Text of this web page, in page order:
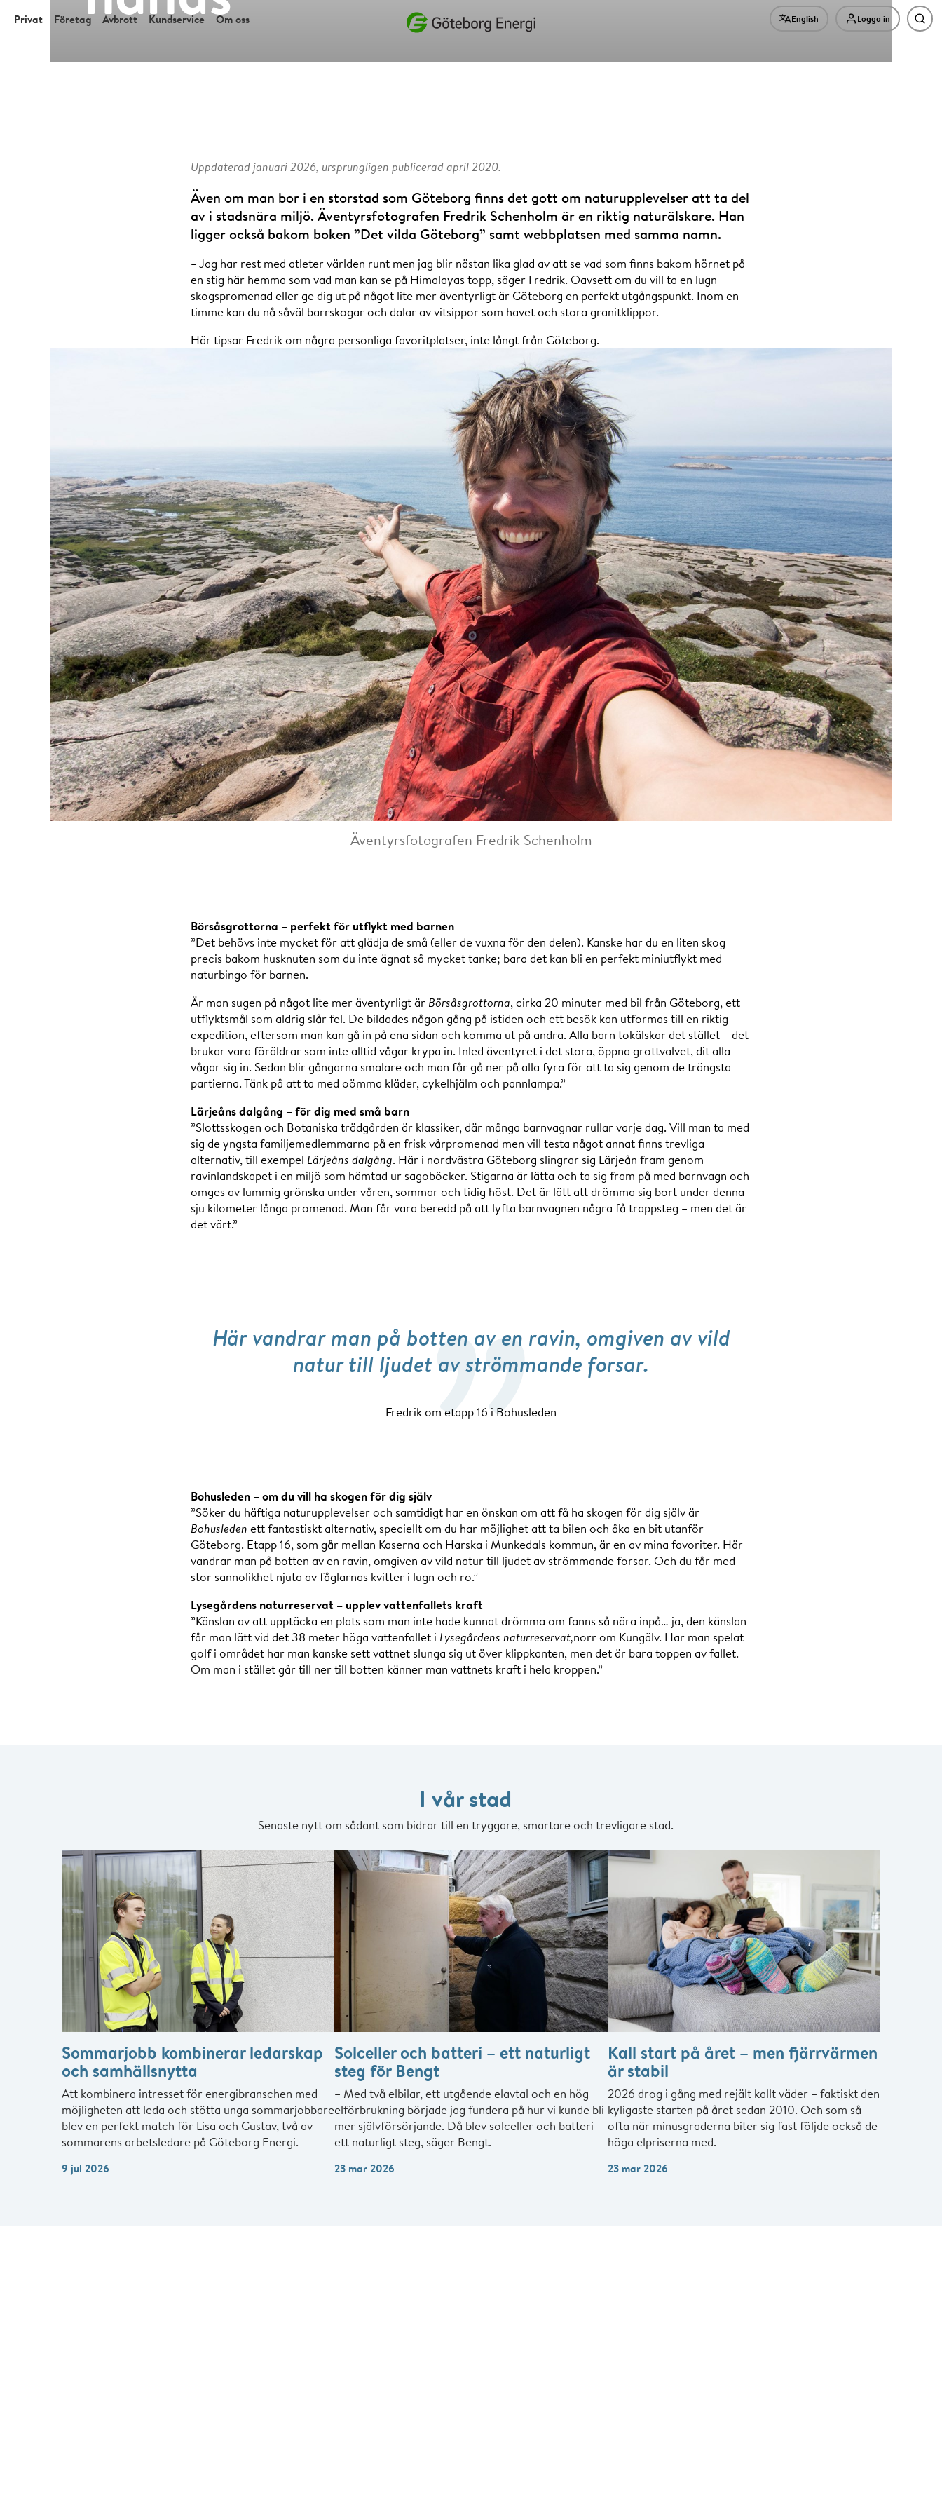
Vad vill du söka efter?
Privat Företag Avbrott Kundservice Om oss English Logga in
Uppdaterad januari 2026, ursprungligen publicerad april 2020.
Även om man bor i en storstad som Göteborg finns det gott om naturupplevelser att ta del
av i stadsnära miljö. Äventyrsfotografen Fredrik Schenholm är en riktig naturälskare. Han
ligger också bakom boken ”Det vilda Göteborg” samt webbplatsen med samma namn.
– Jag har rest med atleter världen runt men jag blir nästan lika glad av att se vad som finns bakom hörnet på
en stig här hemma som vad man kan se på Himalayas topp, säger Fredrik. Oavsett om du vill ta en lugn
skogspromenad eller ge dig ut på något lite mer äventyrligt är Göteborg en perfekt utgångspunkt. Inom en
timme kan du nå såväl barrskogar och dalar av vitsippor som havet och stora granitklippor.
Här tipsar Fredrik om några personliga favoritplatser, inte långt från Göteborg.
Äventyrsfotografen Fredrik Schenholm
Börsåsgrottorna – perfekt för utflykt med barnen
”Det behövs inte mycket för att glädja de små (eller de vuxna för den delen). Kanske har du en liten skog
precis bakom husknuten som du inte ägnat så mycket tanke; bara det kan bli en perfekt miniutflykt med
naturbingo för barnen.
Är man sugen på något lite mer äventyrligt är Börsåsgrottorna, cirka 20 minuter med bil från Göteborg, ett
utflyktsmål som aldrig slår fel. De bildades någon gång på istiden och ett besök kan utformas till en riktig
expedition, eftersom man kan gå in på ena sidan och komma ut på andra. Alla barn tokälskar det stället – det
brukar vara föräldrar som inte alltid vågar krypa in. Inled äventyret i det stora, öppna grottvalvet, dit alla
vågar sig in. Sedan blir gångarna smalare och man får gå ner på alla fyra för att ta sig genom de trängsta
partierna. Tänk på att ta med oömma kläder, cykelhjälm och pannlampa.”
Lärjeåns dalgång – för dig med små barn
”Slottsskogen och Botaniska trädgården är klassiker, där många barnvagnar rullar varje dag. Vill man ta med
sig de yngsta familjemedlemmarna på en frisk vårpromenad men vill testa något annat finns trevliga
alternativ, till exempel Lärjeåns dalgång. Här i nordvästra Göteborg slingrar sig Lärjeån fram genom
ravinlandskapet i en miljö som hämtad ur sagoböcker. Stigarna är lätta och ta sig fram på med barnvagn och
omges av lummig grönska under våren, sommar och tidig höst. Det är lätt att drömma sig bort under denna
sju kilometer långa promenad. Man får vara beredd på att lyfta barnvagnen några få trappsteg – men det är
det värt.”
Här vandrar man på botten av en ravin, omgiven av vild
natur till ljudet av strömmande forsar.
Fredrik om etapp 16 i Bohusleden
Bohusleden – om du vill ha skogen för dig själv
”Söker du häftiga naturupplevelser och samtidigt har en önskan om att få ha skogen för dig själv är
Bohusleden ett fantastiskt alternativ, speciellt om du har möjlighet att ta bilen och åka en bit utanför
Göteborg. Etapp 16, som går mellan Kaserna och Harska i Munkedals kommun, är en av mina favoriter. Här
vandrar man på botten av en ravin, omgiven av vild natur till ljudet av strömmande forsar. Och du får med
stor sannolikhet njuta av fåglarnas kvitter i lugn och ro.”
Lysegårdens naturreservat – upplev vattenfallets kraft
”Känslan av att upptäcka en plats som man inte hade kunnat drömma om fanns så nära inpå… ja, den känslan
får man lätt vid det 38 meter höga vattenfallet i Lysegårdens naturreservat,norr om Kungälv. Har man spelat
golf i området har man kanske sett vattnet slunga sig ut över klippkanten, men det är bara toppen av fallet.
Om man i stället går till ner till botten känner man vattnets kraft i hela kroppen.”
I vår stad
Senaste nytt om sådant som bidrar till en tryggare, smartare och trevligare stad.
Sommarjobb kombinerar ledarskap
och samhällsnytta
Att kombinera intresset för energibranschen med
möjligheten att leda och stötta unga sommarjobbare
blev en perfekt match för Lisa och Gustav, två av
sommarens arbetsledare på Göteborg Energi.
9 jul 2026
Solceller och batteri – ett naturligt
steg för Bengt
– Med två elbilar, ett utgående elavtal och en hög
elförbrukning började jag fundera på hur vi kunde bli
mer självförsörjande. Då blev solceller och batteri
ett naturligt steg, säger Bengt.
23 mar 2026
Kall start på året – men fjärrvärmen
är stabil
2026 drog i gång med rejält kallt väder – faktiskt den
kyligaste starten på året sedan 2010. Och som så
ofta när minusgraderna biter sig fast följde också de
höga elpriserna med.
23 mar 2026